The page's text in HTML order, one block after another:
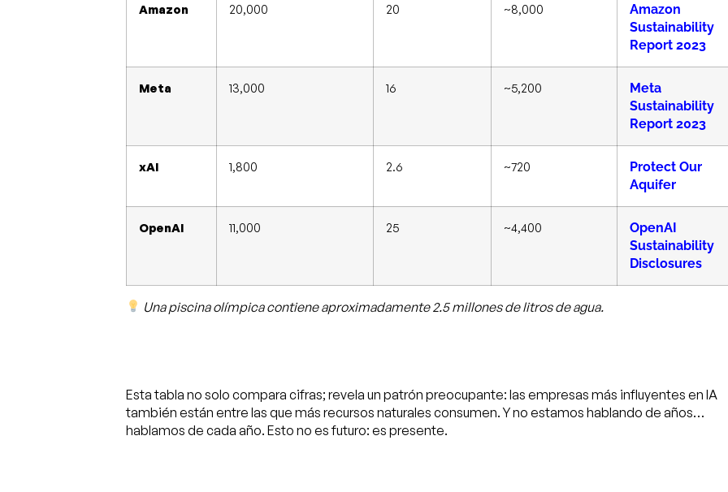
Amazon 20,000 20 ~8,000
Amazon
Sustainability
Report 2023
Meta 13,000 16 ~5,200
Meta
Sustainability
Report 2023
xAI 1,800 2.6 ~720
Protect Our
Aquifer
OpenAI 11,000 25 ~4,400
OpenAI
Sustainability
Disclosures
Una piscina olímpica contiene aproximadamente 2.5 millones de litros de agua.
Esta tabla no solo compara cifras; revela un patrón preocupante: las empresas más influyentes en IA
también están entre las que más recursos naturales consumen. Y no estamos hablando de años…
hablamos de cada año. Esto no es futuro: es presente.